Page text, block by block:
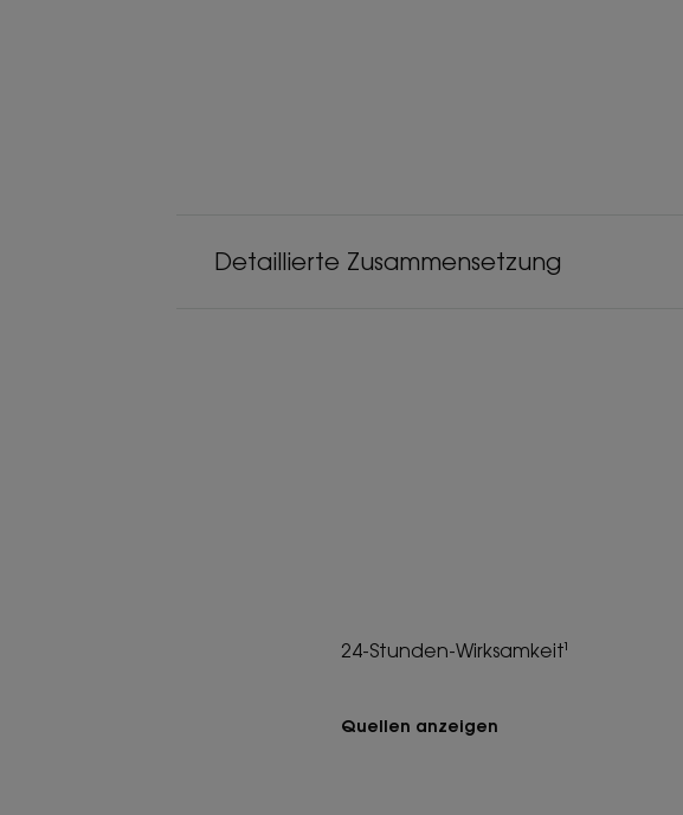
Detaillierte Zusammensetzung
24-Stunden-Wirksamkeit¹
Quellen anzeigen